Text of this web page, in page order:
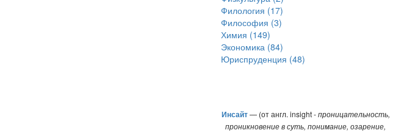
Филология (17)
Философия (3)
Химия (149)
Экономика (84)
Юриспруденция (48)
Инсайт— (от англ. insight -проницательность,
проникновение в суть, понимание, озарение,